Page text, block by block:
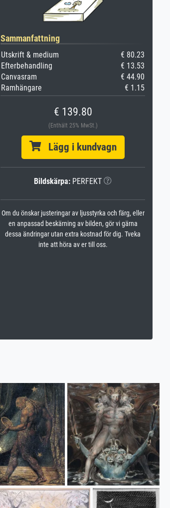
Sammanfattning
Utskrift & medium
€ 80.23
Efterbehandling
€ 13.53
Canvasram
€ 44.90
Ramhängare
€ 1.15
€ 139.80
(Enthält 25% MwSt.)
Lägg i kundvagn
Bildskärpa: PERFEKT
Om du önskar justeringar av ljusstyrka och färg, eller
en anpassad beskärning av bilden, gör vi gärna
dessa ändringar utan extra kostnad för dig. Tveka
inte att höra av er till oss.